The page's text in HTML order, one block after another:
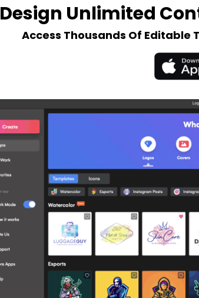
Design Unlimited
Access Thousands Of Editable